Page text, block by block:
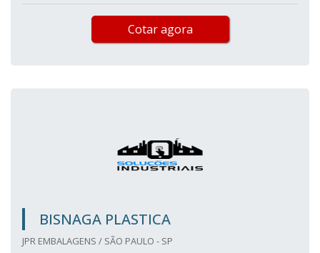
Cotar agora
BISNAGA PLASTICA
JPR EMBALAGENS / SÃO PAULO - SP